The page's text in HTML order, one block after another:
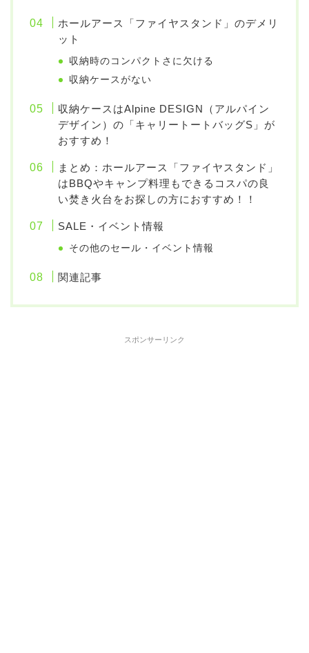
ホールアース「ファイヤスタンド」のデメリ
ット
収納時のコンパクトさに欠ける
収納ケースがない
収納ケースはAlpine DESIGN（アルパイン
デザイン）の「キャリートートバッグS」が
おすすめ！
まとめ：ホールアース「ファイヤスタンド」
はBBQやキャンプ料理もできるコスパの良
い焚き火台をお探しの方におすすめ！！
SALE・イベント情報
その他のセール・イベント情報
関連記事
スポンサーリンク